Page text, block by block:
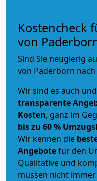
Kostencheck
von
Sind Sie neugierig
von Paderborn nach
Wir sind es auch
transparente
Kosten, ganz im
bis zu 60 %
Wir kennen die
Angebotefür den
Qualitative und
müssen nicht